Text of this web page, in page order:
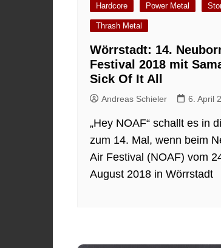
Hardcore Power Metal
Thrash Metal
Wörrstadt: 14.
Festival 2018 mit
Sick Of It All
Andreas Schieler 6. April
„Hey NOAF“ schallt es in
zum 14. Mal, wenn beim
Air Festival (NOAF) vom
August 2018 in Wörrstadt